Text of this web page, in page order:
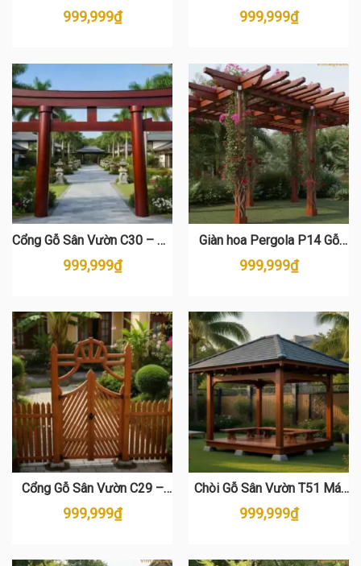
Thông Cao Cấp – Thiết kế
Đẳng Cấp cho Sân Vườn
999,999₫
Phong Cách Nhật Bản Sang
Trọng
999,999₫
Cổng Gỗ Sân Vườn C30 – Gỗ
Thông Cao Cấp
999,999₫
Giàn hoa Pergola P14 Gỗ
Thông Cao Cấp
999,999₫
Cổng Gỗ Sân Vườn C29 –
Chất Liệu Gỗ Thông Tự
Nhiên Cao Cấp
999,999₫
Chòi Gỗ Sân Vườn T51 Mái
Nhật – Gỗ Thông Nhập Khẩu
999,999₫